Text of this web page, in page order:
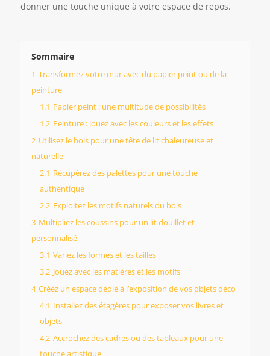
donner une touche unique à votre espace de repos.
Sommaire
1 Transformez votre mur avec du papier peint ou de la
peinture
1.1 Papier peint : une multitude de possibilités
1.2 Peinture : jouez avec les couleurs et les effets
2 Utilisez le bois pour une tête de lit chaleureuse et
naturelle
2.1 Récupérez des palettes pour une touche
authentique
2.2 Exploitez les motifs naturels du bois
3 Multipliez les coussins pour un lit douillet et
personnalisé
3.1 Variez les formes et les tailles
3.2 Jouez avec les matières et les motifs
4 Créez un espace dédié à l’exposition de vos objets déco
4.1 Installez des étagères pour exposer vos livres et
objets
4.2 Accrochez des cadres ou des tableaux pour une
touche artistique